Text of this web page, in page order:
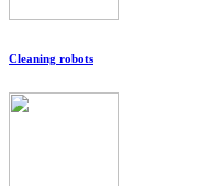
Cleaning robots